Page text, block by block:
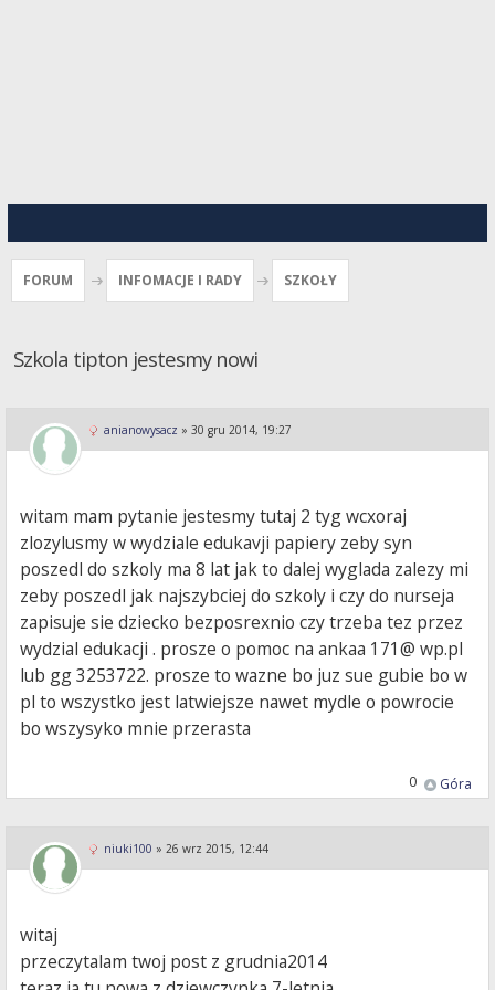
FORUM INFOMACJE I RADY SZKOŁY
Szkola tipton jestesmy nowi
anianowysacz » 30 gru 2014, 19:27
witam mam pytanie jestesmy tutaj 2 tyg wcxoraj
zlozylusmy w wydziale edukavji papiery zeby syn
poszedl do szkoly ma 8 lat jak to dalej wyglada zalezy mi
zeby poszedl jak najszybciej do szkoly i czy do nurseja
zapisuje sie dziecko bezposrexnio czy trzeba tez przez
wydzial edukacji . prosze o pomoc na ankaa 171@ wp.pl
lub gg 3253722. prosze to wazne bo juz sue gubie bo w
pl to wszystko jest latwiejsze nawet mydle o powrocie
bo wszysyko mnie przerasta
Góra
0
niuki100 » 26 wrz 2015, 12:44
witaj
przeczytalam twoj post z grudnia2014